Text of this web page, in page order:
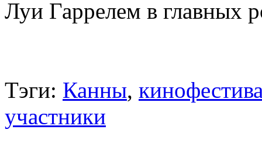
Луи Гаррелем в главных
Тэги: Канны,
участники